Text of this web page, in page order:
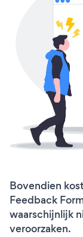
Bovendien
Feedback
waarschijnlijk
veroorzaken.